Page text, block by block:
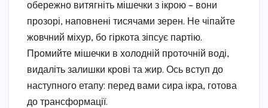
обережно витягніть мішечки з ікрою – вони
прозорі, наповнені тисячами зерен. Не чіпайте
жовчний міхур, бо гіркота зіпсує партію.
Промийте мішечки в холодній проточній воді,
видаліть залишки крові та жир. Ось вступ до
наступного етапу: перед вами сира ікра, готова
до трансформації.